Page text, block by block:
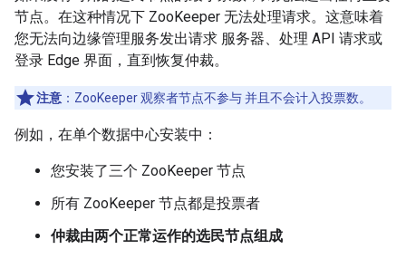
节点。在这种情况下 ZooKeeper 无法处理请求。这意味着
您无法向边缘管理服务发出请求 服务器、处理 API 请求或
登录 Edge 界面，直到恢复仲裁。
注意 ：ZooKeeper 观察者节点不参与 并且不会计入投票数。
例如，在单个数据中心安装中：
您安装了三个 ZooKeeper 节点
所有 ZooKeeper 节点都是投票者
仲裁由两个正常运作的选民节点组成